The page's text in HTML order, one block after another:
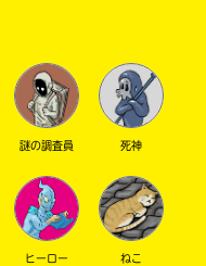
このマチのことを
もっと知りたい
キミに
謎の調査員 死神
ヒーロー ねこ